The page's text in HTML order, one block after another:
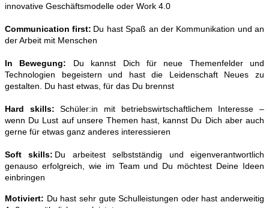
innovative Geschäftsmodelle oder Work 4.0
Communication first: Du hast Spaß an der Kommunikation und an
der Arbeit mit Menschen
In Bewegung: Du kannst Dich für neue Themenfelder und
Technologien begeistern und hast die Leidenschaft Neues zu
gestalten. Du hast etwas, für das Du brennst
Hard skills: Schüler:in mit betriebswirtschaftlichem Interesse –
wenn Du Lust auf unsere Themen hast, kannst Du Dich aber auch
gerne für etwas ganz anderes interessieren
Soft skills: Du arbeitest selbstständig und eigenverantwortlich
genauso erfolgreich, wie im Team und Du möchtest Deine Ideen
einbringen
Motiviert: Du hast sehr gute Schulleistungen oder hast anderweitig